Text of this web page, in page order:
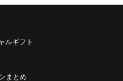
ルギフト
まとめ